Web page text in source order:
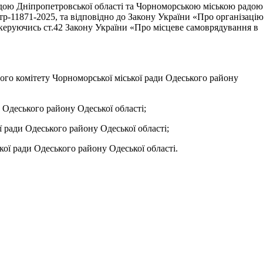
Дніпропетровської області та Чорноморською міською радою
2025, та відповідно до Закону України «Про організацію
ст.42 Закону України «Про місцеве самоврядування в
комітету Чорноморської міської ради Одеського району
району Одеської області;
Одеського району Одеської області;
ради Одеського району Одеської області.